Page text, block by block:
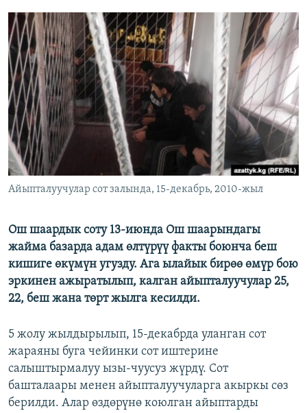
ДАНИСТЕ
ЭЖЕ-СИҢДИЛЕР
АЗАТТЫК+
ЫҢГАЙСЫЗ СУРООЛОР
ОНЛАЙН ШЕРИНЕ
ЭЕ/АРнун бардык сайттары
Айыпталуучулар сот залында, 15-декабрь, 2010-жыл
Ош шаардык соту 13-июнда Ош шаарындагы
жайма базарда адам өлтүрүү факты боюнча беш
кишиге өкүмүн угузду. Ага ылайык бирөө өмүр бою
эркинен ажыратылып, калган айыпталуучулар 25,
22, беш жана төрт жылга кесилди.
5 жолу жылдырылып, 15-декабрда уланган сот
жараяны буга чейинки сот иштерине
салыштырмалуу ызы-чуусуз жүрдү. Сот
башталаары менен айыпталуучуларга акыркы сөз
берилди. Алар өздөрүнө коюлган айыптарды